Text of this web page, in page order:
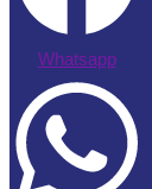
Whatsapp